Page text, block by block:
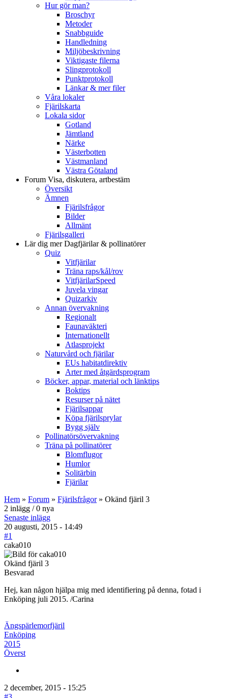
Hur gör man?
Broschyr
Metoder
Snabbguide
Handledning
Miljöbeskrivning
Viktigaste filerna
Slingprotokoll
Punktprotokoll
Länkar & mer filer
Våra lokaler
Fjärilskarta
Lokala sidor
Gotland
Jämtland
Närke
Västerbotten
Västmanland
Västra Götaland
Forum Visa, diskutera, artbestäm
Översikt
Ämnen
Fjärilsfrågor
Bilder
Allmänt
Fjärilsgalleri
Lär dig merDagfjärilar & pollinatörer
Quiz
Vitfjärilar
Träna raps/kål/rov
VitfjärilarSpeed
Juvela vingar
Quizarkiv
Annan övervakning
Regionalt
Faunaväkteri
Internationellt
Atlasprojekt
Naturvård och fjärilar
EUs habitatdirektiv
Arter med åtgärdsprogram
Böcker, appar, material och länktips
Boktips
Resurser på nätet
Fjärilsappar
Köpa fjärilsprylar
Bygg själv
Pollinatörsövervakning
Träna på pollinatörer
Blomflugor
Humlor
Solitärbin
Fjärilar
Hem » Forum » Fjärilsfrågor» Okänd fjäril 3
2 inlägg / 0 nya
Senaste inlägg
20 augusti, 2015 - 14:49
#1
caka010
Okänd fjäril 3
Besvarad
Hej, kan någon hjälpa mig med identifiering på denna, fotad i
Enköping juli 2015. /Carina
Ängspärlemorfjäril
Enköping
2015
Överst
2 december, 2015 - 15:25